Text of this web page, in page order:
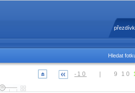
Hledat
-10 9 10